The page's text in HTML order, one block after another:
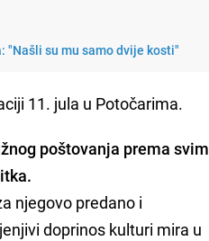
"Našli su mu samo dvije kosti"
11. jula u Potočarima.
poštovanja prema svim
njegovo predano i
doprinos kulturi mira u